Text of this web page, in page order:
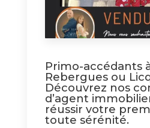
Primo-accédants
Rebergues ou
Découvrez nos
d’agent
réussir votre
toute sérénité.